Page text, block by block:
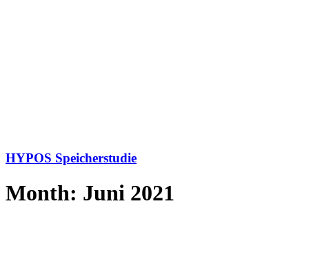
HYPOS Speicherstudie
Month: Juni 2021